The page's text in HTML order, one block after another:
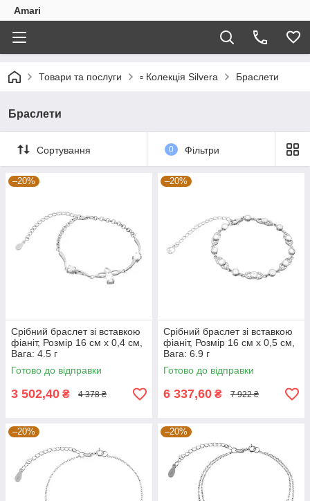
Amari
Товари та послуги ▫️ Колекція Silvera Браслети
Браслети
Сортування 0 Фільтри
–20%
Срібний браслет зі вставкою
фіаніт, Розмір 16 см x 0,4 см,
Вага: 4.5 г
Готово до відправки
3 502,40 ₴ 4 378 ₴
–20%
Срібний браслет зі вставкою
фіаніт, Розмір 16 см x 0,5 см,
Вага: 6.9 г
Готово до відправки
6 337,60 ₴ 7 922 ₴
–20% –20%